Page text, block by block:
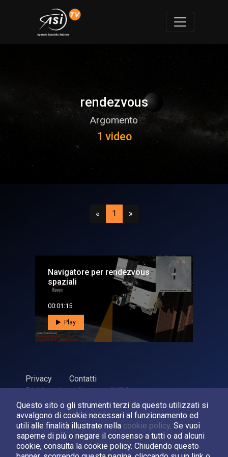
Questo sito o gli strumenti terzi da questo utilizzati si
avvalgono di cookie necessari al funzionamento ed
utili alle finalità illustrate nella cookie policy. Se vuoi
saperne di più o negare il consenso a tutti o ad alcuni
cookie, consulta la cookie policy. Chiudendo questo
rendezvous
Argomento
1 video
«Precedente
1 (attuale)
»Successivo
Navigatore per rendezvous
spaziali
00:01:15
Play
Privacy
Contatti
Dichiarazione di accessibilità
ASI Agenzia Spaziale Italiana, 2026. P.Iva 03638121008
Sviluppato daLPM
Seguici su: